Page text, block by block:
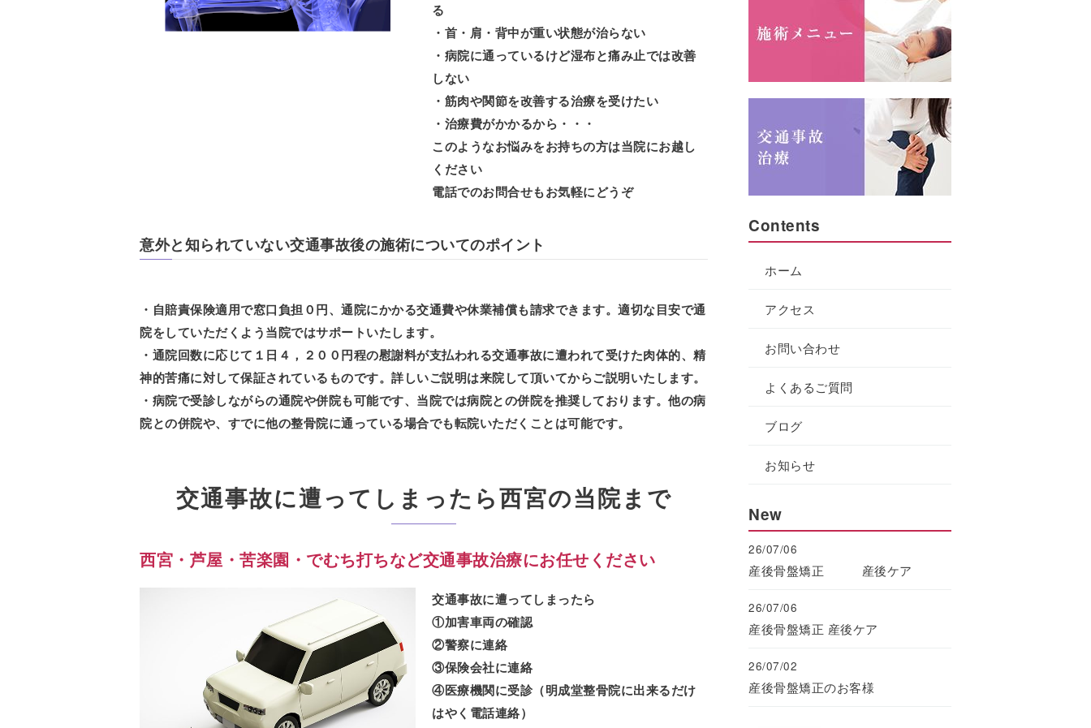
る
・首・肩・背中が重い状態が治らない
・病院に通っているけど湿布と痛み止では改善
しない
・筋肉や関節を改善する治療を受けたい
・治療費がかかるから・・・
このようなお悩みをお持ちの方は当院にお越し
ください
電話でのお問合せもお気軽にどうぞ
意外と知られていない交通事故後の施術についてのポイント
・自賠責保険適用で窓口負担０円、通院にかかる交通費や休業補償も請求できます。適切な目安で通
院をしていただくよう当院ではサポートいたします。
・通院回数に応じて１日４，２００円程の慰謝料が支払われる交通事故に遭われて受けた肉体的、精
神的苦痛に対して保証されているものです。詳しいご説明は来院して頂いてからご説明いたします。
・病院で受診しながらの通院や併院も可能です、当院では病院との併院を推奨しております。他の病
院との併院や、すでに他の整骨院に通っている場合でも転院いただくことは可能です。
交通事故に遭ってしまったら西宮の当院まで
西宮・芦屋・苦楽園・でむち打ちなど交通事故治療にお任せください
交通事故に遭ってしまったら
①加害車両の確認
②警察に連絡
③保険会社に連絡
④医療機関に受診（明成堂整骨院に出来るだけ
はやく電話連絡）
Contents
ホーム
アクセス
お問い合わせ
よくあるご質問
ブログ
お知らせ
New
26/07/06
産後骨盤矯正 産後ケア
26/07/06
産後骨盤矯正 産後ケア
26/07/02
産後骨盤矯正のお客様